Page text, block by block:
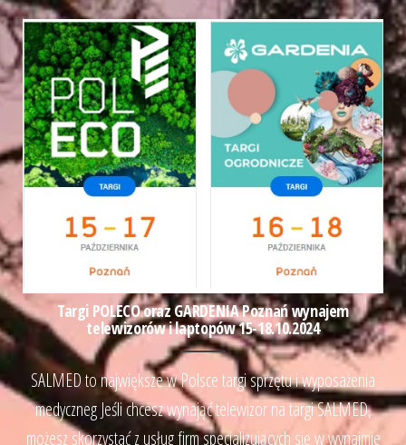
Targi POLECO oraz GARDENIA Poznań wynajem
telewizorów i laptopów 15-18.10.2024
SALMED to największe w Polsce targi sprzętu i wyposażenia
medyczneg Jeśli chcesz wynająć telewizor na targi SALMED,
możesz skorzystać z usług firm specjalizujących się w wynajmie